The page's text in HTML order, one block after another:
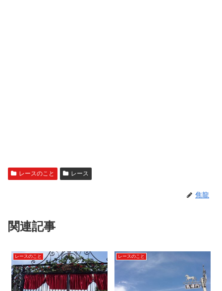
レースのこと レース
焦龍
関連記事
レースのこと レースのこと